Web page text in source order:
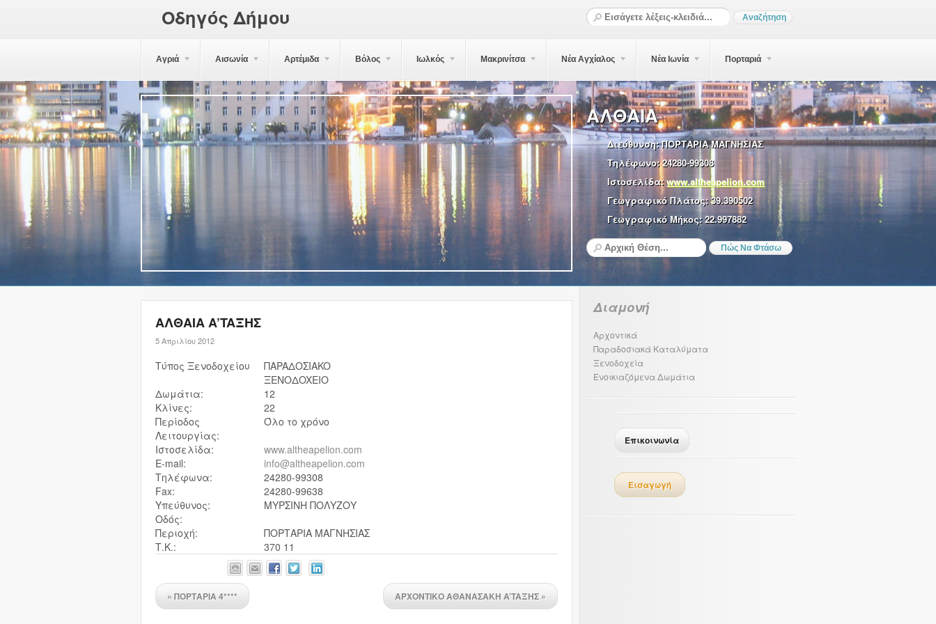
Οδηγός Δήμου
Αγριά Αισωνία Αρτέμιδα Βόλος Ιωλκός Μακρινίτσα Νέα Αγχίαλος Νέα Ιωνία Πορταριά
ΑΛΘΑΙΑ
Διεύθυνση:ΠΟΡΤΑΡΙΑ ΜΑΓΝΗΣΙΑΣ
Τηλέφωνο:24280-99308
Ιστοσελίδα: www.altheapelion.com
Γεωγραφικό Πλάτος:39.390502
Γεωγραφικό Μήκος:22.997882
ΑΛΘΑΙΑ A’TAΞHΣ
5 Απριλίου 2012
Τύπος Ξενοδοχείου
ΠAPAΔOΣIAKO
ΞENOΔOXEIO
Δωμάτια:
12
Κλίνες:
22
Περίοδος
Λειτουργίας:
Όλο το χρόνο
Ιστοσελίδα:
www.altheapelion.com
E-mail:
info@altheapelion.com
Τηλέφωνα:
24280-99308
Fax:
24280-99638
Υπεύθυνος:
ΜΥΡΣΙΝΗ ΠΟΛΥΖΟΥ
Οδός:
Περιοχή:
ΠΟΡΤΑΡΙΑ ΜΑΓΝΗΣΙΑΣ
Τ.Κ.:
370 11
« ΠΟΡΤΑΡΙΑ 4**** ΑΡΧΟΝΤΙΚΟ ΑΘΑΝΑΣΑΚΗ A’TAΞHΣ »
Διαμονή
Αρχοντικά
Παραδοσιακά Καταλύματα
Ξενοδοχεία
Ενοικιαζόμενα Δωμάτια
Επικοινωνία
Εισαγωγή